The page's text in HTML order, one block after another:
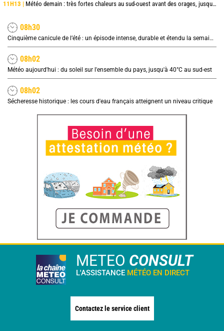
11H13 | Météo demain : très fortes chaleurs au sud-ouest avant des orages, jusqu'à 39°C
08h30
Cinquième canicule de l’été : un épisode intense, durable et étendu la semaine prochaine
08h02
Météo aujourd'hui : du soleil sur l'ensemble du pays, jusqu'à 40°C au sud-est
08h02
Sécheresse historique : les cours d'eau français atteignent un niveau critique
METEO CONSULT
L'ASSISTANCE MÉTÉO EN DIRECT
Contactez le service client